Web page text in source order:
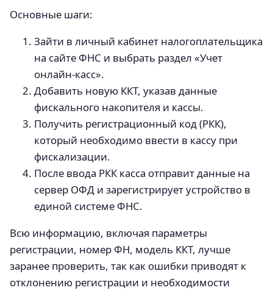
Основные шаги:
Зайти в личный кабинет налогоплательщика
на сайте ФНС и выбрать раздел «Учет
онлайн-касс».
Добавить новую ККТ, указав данные
фискального накопителя и кассы.
Получить регистрационный код (РКК),
который необходимо ввести в кассу при
фискализации.
После ввода РКК касса отправит данные на
сервер ОФД и зарегистрирует устройство в
единой системе ФНС.
Всю информацию, включая параметры
регистрации, номер ФН, модель ККТ, лучше
заранее проверить, так как ошибки приводят к
отклонению регистрации и необходимости